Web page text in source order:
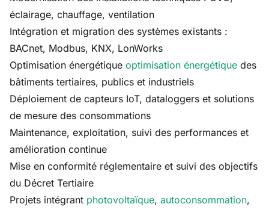
éclairage, chauffage, ventilation
Intégration et migration des systèmes existants :
BACnet, Modbus, KNX, LonWorks
Optimisation énergétique optimisation énergétique des
bâtiments tertiaires, publics et industriels
Déploiement de capteurs IoT, dataloggers et solutions
de mesure des consommations
Maintenance, exploitation, suivi des performances et
amélioration continue
Mise en conformité réglementaire et suivi des objectifs
du Décret Tertiaire
Projets intégrant photovoltaïque, autoconsommation,